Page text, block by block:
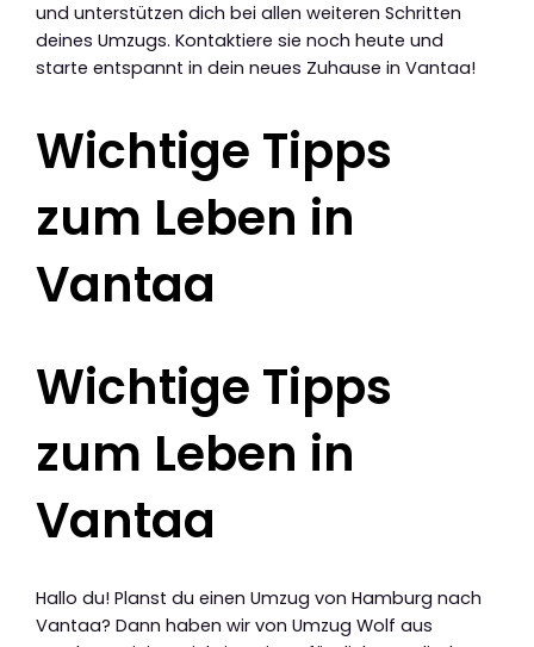
und unterstützen dich bei allen weiteren Schritten
deines Umzugs. Kontaktiere sie noch heute und
starte entspannt in dein neues Zuhause in Vantaa!
Wichtige Tipps
zum Leben in
Vantaa
Wichtige Tipps
zum Leben in
Vantaa
Hallo du! Planst du einen Umzug von Hamburg nach
Vantaa? Dann haben wir von Umzug Wolf aus